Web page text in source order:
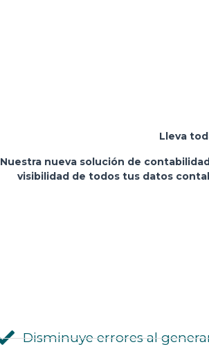
Lleva
Nuestra nueva solución de
visibilidad de todos tus datos
Disminuye errores al